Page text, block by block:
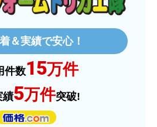
に注文できましたか？
対応は適切でしたか？
なものでしたか？
＆実績で安心！
件数15万件
績5万件突破!